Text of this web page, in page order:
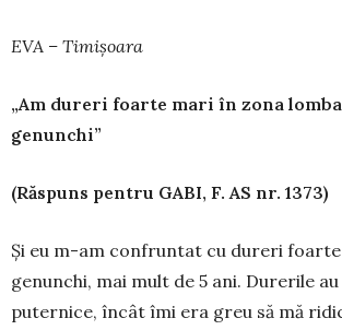
EVA – Timișoara
„Am dureri foarte mari în zona
genunchi”
(Răspuns pentru GABI, F. AS nr. 1373)
Și eu m-am confruntat cu dureri
genunchi, mai mult de 5 ani. Durerile au
puter­nice, încât îmi era greu să mă